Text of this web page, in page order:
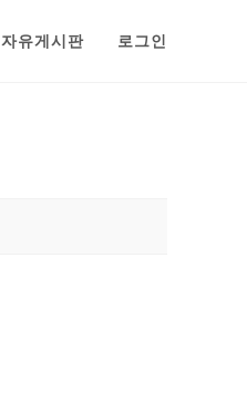
자유게시판 로그인